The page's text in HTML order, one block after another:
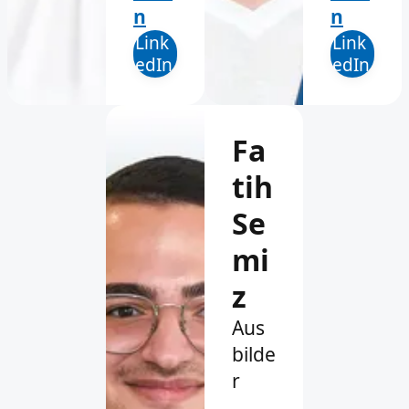
n
Link
edIn
n
Link
edIn
Fa
tih
Se
mi
z
Aus
bilde
r